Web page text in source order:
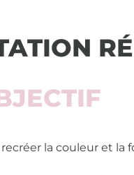
la couleur et la